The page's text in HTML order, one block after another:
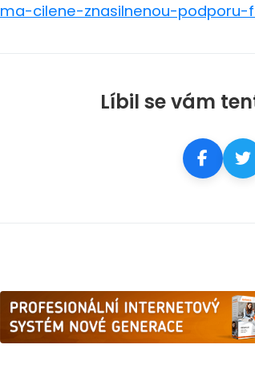
ma-cilene-znasilnenou-
Líbil se vám